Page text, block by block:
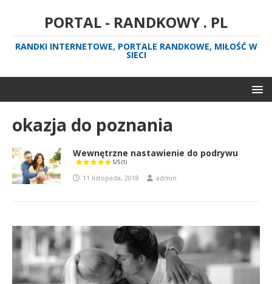
PORTAL - RANDKOWY . PL
RANDKI INTERNETOWE, PORTALE RANDKOWE, MIŁOŚĆ W
SIECI
okazja do poznania
Wewnętrzne nastawienie do podrywu
5/5(1)
11 listopada, 2018 admin